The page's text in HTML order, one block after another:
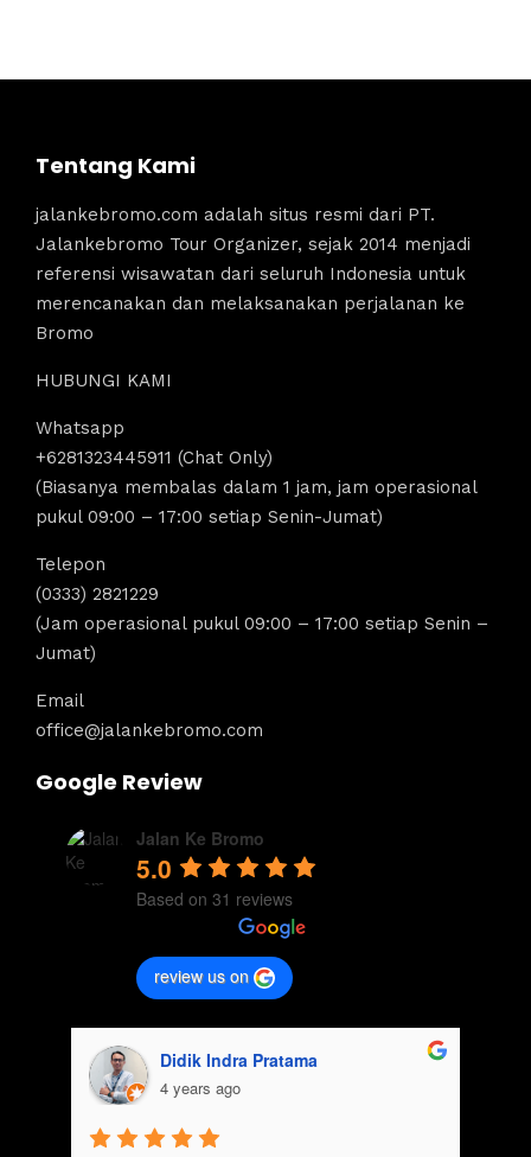
Tentang Kami
jalankebromo.com adalah situs resmi dari PT.
Jalankebromo Tour Organizer, sejak 2014 menjadi
referensi wisawatan dari seluruh Indonesia untuk
merencanakan dan melaksanakan perjalanan ke
Bromo
HUBUNGI KAMI
Whatsapp
+6281323445911 (Chat Only)
(Biasanya membalas dalam 1 jam, jam operasional
pukul 09:00 – 17:00 setiap Senin-Jumat)
Telepon
(0333) 2821229
(Jam operasional pukul 09:00 – 17:00 setiap Senin –
Jumat)
Email
office@jalankebromo.com
Google Review
Jalan Ke Bromo
5.0
Based on 31 reviews
review us on
Didik Indra Pratama
4 years ago